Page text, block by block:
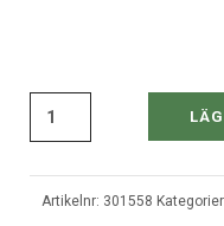
Artikelnr: 301558